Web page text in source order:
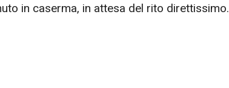
in caserma, in attesa del rito direttissimo.